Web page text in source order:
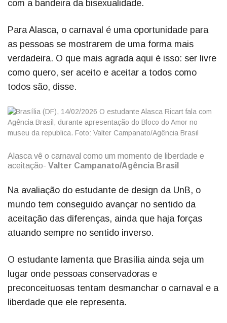
com a bandeira da bisexualidade.
Para Alasca, o carnaval é uma oportunidade para
as pessoas se mostrarem de uma forma mais
verdadeira. O que mais agrada aqui é isso: ser livre
como quero, ser aceito e aceitar a todos como
todos são, disse.
Alasca vê o carnaval como um momento de liberdade e
aceitação- Valter Campanato/Agência Brasil
Na avaliação do estudante de design da UnB, o
mundo tem conseguido avançar no sentido da
aceitação das diferenças, ainda que haja forças
atuando sempre no sentido inverso.
O estudante lamenta que Brasília ainda seja um
lugar onde pessoas conservadoras e
preconceituosas tentam desmanchar o carnaval e a
liberdade que ele representa.